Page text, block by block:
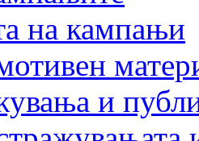
на кампањи
и